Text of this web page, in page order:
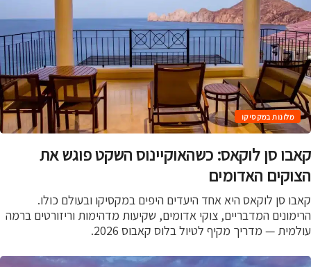
מלונות במקסיקו
סן לוקאס: כשהאוקיינוס השקט פוגש את
האדומים
סן לוקאס היא אחד היעדים היפים במקסיקו ובעולם כולו.
המדבריים, צוקי אדומים, שקיעות מדהימות וריזורטים ברמה
— מדריך מקיף לטיול בלוס קאבוס 2026.